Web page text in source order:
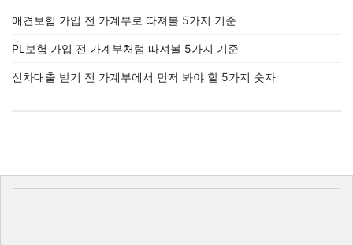
애견보험 가입 전 가계부로 따져볼 5가지 기준
PL보험 가입 전 가계부처럼 따져볼 5가지 기준
신차대출 받기 전 가계부에서 먼저 봐야 할 5가지 숫자